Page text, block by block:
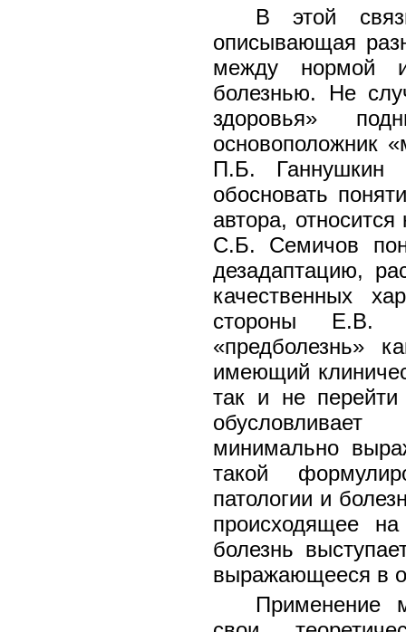
В этой
описывающая
между нормой
болезнью. Не
здоровья»
основоположник
П.Б.
обосновать
автора,
С.Б. Семичов
дезадаптацию,
качественных
стороны Е.В.
«предболезнь»
имеющий
так и не перейти
минимально
такой
патологии и
происходящее
болезнь
выражающееся в
Применение